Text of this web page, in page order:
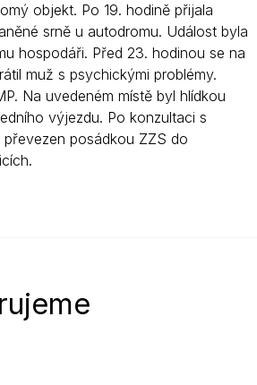
objekt. Po 19. hodině přijala
srně u autodromu. Událost byla
hospodáři. Před 23. hodinou se na
muž s psychickými problémy.
Na uvedeném místě byl hlídkou
výjezdu. Po konzultaci s
posádkou ZZS do